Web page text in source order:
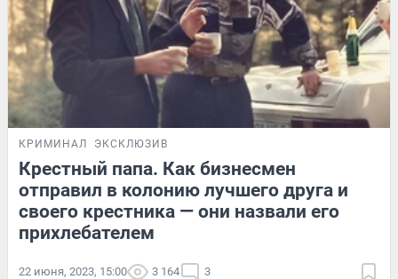
КРИМИНАЛ ЭКСКЛЮЗИВ
Крестный папа. Как бизнесмен
отправил в колонию лучшего друга и
своего крестника — они назвали его
прихлебателем
22 июня, 2023, 15:00 3 164 3